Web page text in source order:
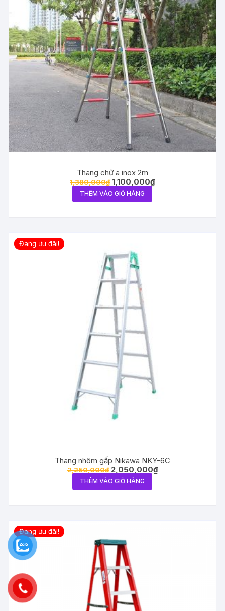
Thang chữ a inox 2m
1,380,000₫ 1,100,000₫
THÊM VÀO GIỎ HÀNG
Đang ưu đãi!
Thang nhôm gấp Nikawa NKY-6C
2,250,000₫ 2,050,000₫
THÊM VÀO GIỎ HÀNG
Đang ưu đãi!